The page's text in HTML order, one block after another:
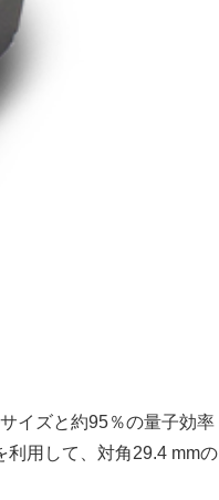
イズと約95％の量子効率
利用して、対角29.4 mmの